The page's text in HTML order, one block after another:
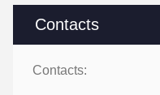
Contacts
Contacts: